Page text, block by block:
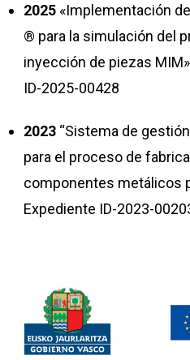
2025 «Implementación
® para la simulación del
inyección de piezas
ID-2025-00428
2023 “Sistema de
para el proceso de
componentes metálicos
Expediente ID-2023-